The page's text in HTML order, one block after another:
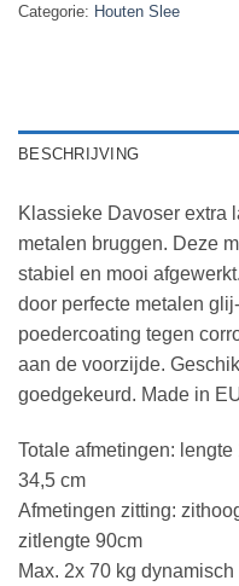
Categorie: Houten Slee
BESCHRIJVING
Klassieke Davoser extra
metalen bruggen. Deze
stabiel en mooi
door perfecte metalen
poedercoating tegen
aan de voorzijde.
goedgekeurd. Made in
Totale afmetingen:
34,5 cm
Afmetingen zitting:
zitlengte 90cm
Max. 2x 70 kg dynamisch